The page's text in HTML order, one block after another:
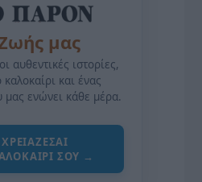
μας
αυθεντικές ιστορίες,
καλοκαίρι και ένας
μας ενώνει κάθε μέρα.
ΣΟΥ →